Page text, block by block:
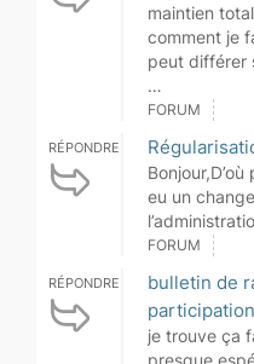
maintien
comment je
peut différer
…
FORUM
RÉPONDRE
eu un
FORUM
RÉPONDRE
bulletin de
participation
je trouve ça
presque